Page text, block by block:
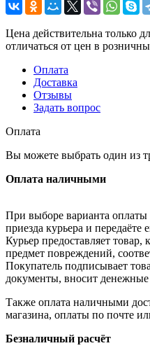
Цена действительна только
отличаться от цен в
Оплата
Доставка
Отзывы
Задать вопрос
Оплата
Вы можете выбрать один из
Оплата наличными
При выборе варианта
приезда курьера и передаёте
Курьер предоставляет
предмет повреждений,
Покупатель подписывает
документы, вносит денежные
Также оплата наличными
магазина, оплаты по почте
Безналичный расчёт